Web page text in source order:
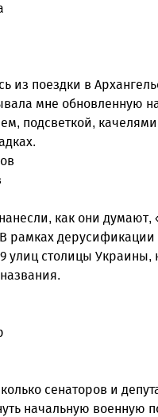
из поездки в
мне обновленную
подсветкой,
как они
рамках дерусификации
улиц столицы Украины,
сенаторов и
начальную военную